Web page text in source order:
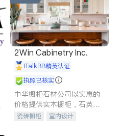
2Win Cabinetry Inc.
iTalkBB精英认证
执照已核实
中华橱柜石材公司以实惠的
价格提供实木橱柜，石英石
台面，多种优质不锈钢水
瓷砖橱柜
室内设计